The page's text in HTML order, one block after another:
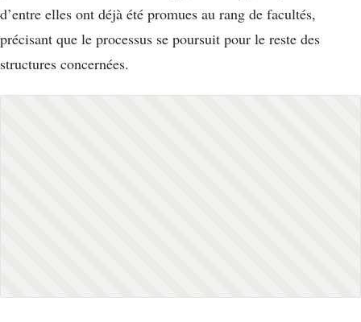
d’entre elles ont déjà été promues au rang de facultés,
précisant que le processus se poursuit pour le reste des
structures concernées.